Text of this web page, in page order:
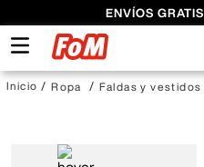
ENVÍOS GRATIS
Ropa Faldas y vestidos